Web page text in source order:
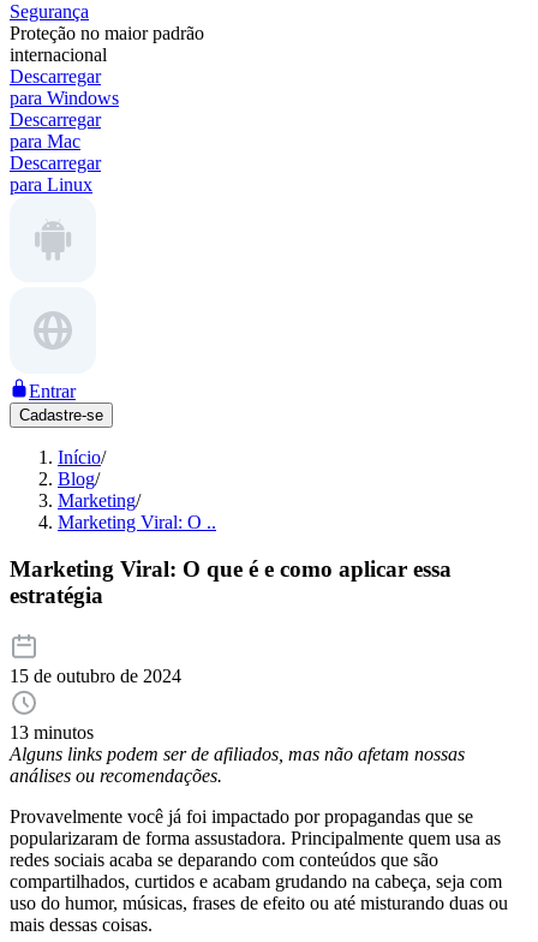
Segurança
Proteção no maior padrão
internacional
Descarregar
para Windows
Descarregar
para Mac
Descarregar
para Linux
Entrar
Cadastre-se
Início/
Blog/
Marketing/
Marketing Viral: O ..
Marketing Viral: O que é e como aplicar essa
estratégia
15 de outubro de 2024
13 minutos
Alguns links podem ser de afiliados, mas não afetam nossas
análises ou recomendações.
Provavelmente você já foi impactado por propagandas que se
popularizaram de forma assustadora. Principalmente quem usa as
redes sociais acaba se deparando com conteúdos que são
compartilhados, curtidos e acabam grudando na cabeça, seja com
uso do humor, músicas, frases de efeito ou até misturando duas ou
mais dessas coisas.